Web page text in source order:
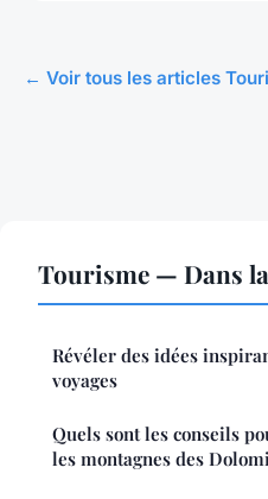
← Voir tous les articles
Tourisme — Dans
Révéler des idées
voyages
Quels sont les conseils
les montagnes des